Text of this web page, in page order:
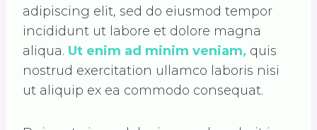
adipiscing elit, sed do eiusmod tempor
incididunt ut labore et dolore magna
aliqua. Ut enim ad minim veniam, quis
nostrud exercitation ullamco laboris nisi
ut aliquip ex ea commodo consequat.